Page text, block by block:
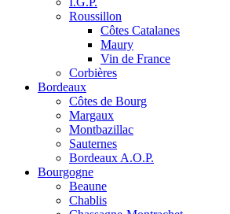
Roussillon
Côtes Catalanes
Maury
Vin de France
Corbières
Bordeaux
Côtes de Bourg
Margaux
Montbazillac
Sauternes
Bordeaux A.O.P.
Bourgogne
Beaune
Chablis